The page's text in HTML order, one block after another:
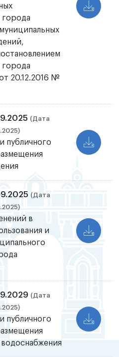
20.12.2016 №
(Дата
публичного
(Дата
в
и
(Дата
публичного